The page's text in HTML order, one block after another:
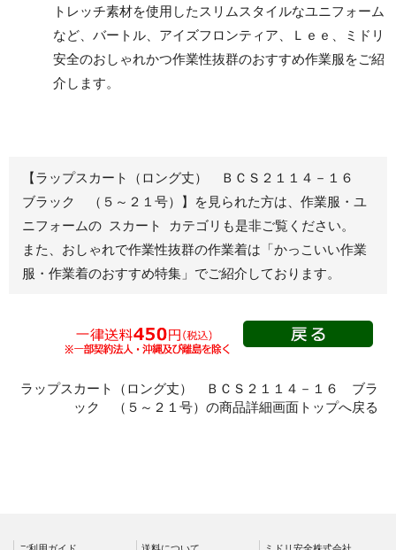
レディース作業着
ブルゾン
ジャンパー
秋冬長袖
春夏半袖
スモック
秋冬長袖
クリーンウェ
シャツ
トレッチ素材を使用したスリムスタイルなユニフォーム
など、バートル、アイズフロンティア、Ｌｅｅ、ミドリ
安全のおしゃれかつ作業性抜群のおすすめ作業服をご紹
介します。
【ラップスカート（ロング丈） ＢＣＳ２１１４－１６
ブラック （５～２１号）】を見られた方は、作業服・ユ
ニフォームの スカート カテゴリも是非ご覧ください。
また、おしゃれで作業性抜群の作業着は 「かっこいい作業
服・作業着のおすすめ特集」 でご紹介しております。
ラップスカート（ロング丈） ＢＣＳ２１１４－１６ ブラ
ック （５～２１号）の商品詳細画面トップへ戻る
ご利用ガイド 送料について ミドリ安全株式会社